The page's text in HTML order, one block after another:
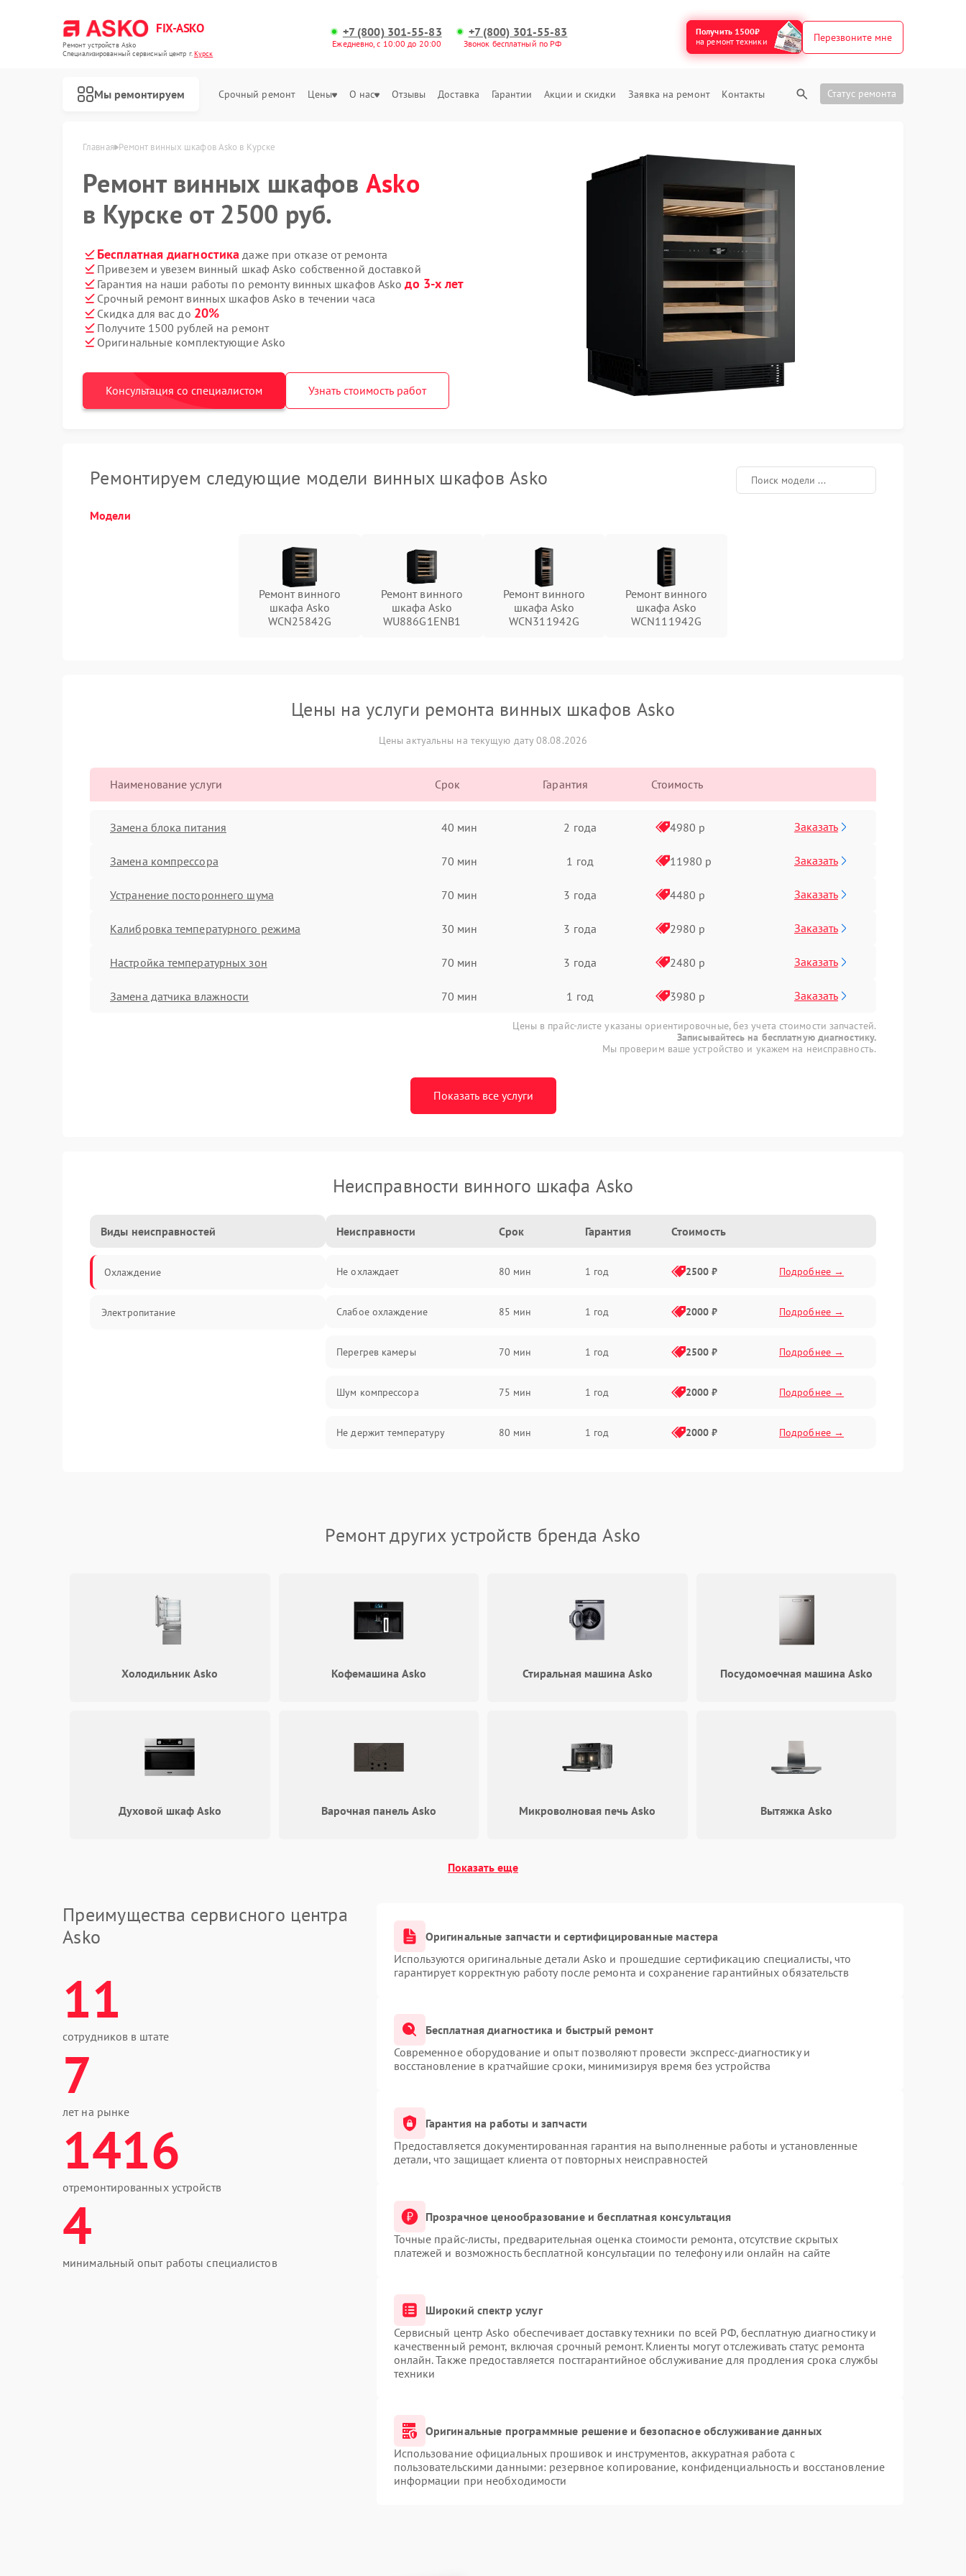
FIX-ASKO
Ремонт устройств Asko
Специализированный cервисный центр г.Курск
+7 (800) 301-55-83
Ежедневно, с 10:00 до 20:00
+7 (800) 301-55-83
Звонок бесплатный по РФ
Получить 1500₽
на ремонт техники
Перезвоните мне
Мы ремонтируем Срочный ремонт Цены О нас Отзывы Доставка Гарантии Акции и скидки Заявка на ремонт Контакты Статус ремонта
Главная Ремонт винных шкафов Asko в Курске
Ремонт винных шкафов Asko
в Курске от 2500 руб.
Бесплатная диагностика даже при отказе от ремонта
Привезем и увезем винный шкаф Asko собственной доставкой
Гарантия на наши работы по ремонту винных шкафов Askoдо 3-х лет
Срочный ремонт винных шкафов Asko в течении часа
Скидка для вас до 20%
Получите 1500 рублей на ремонт
Оригинальные комплектующие Asko
Консультация со специалистом Узнать стоимость работ
Ремонтируем следующие модели винных шкафов Asko
Модели
Ремонт винного
шкафа Asko
WCN25842G
Ремонт винного
шкафа Asko
WU886G1ENB1
Ремонт винного
шкафа Asko
WCN311942G
Ремонт винного
шкафа Asko
WCN111942G
Цены на услуги ремонта винных шкафов Asko
Цены актуальны на текущую дату 08.08.2026
Наименование услуги Срок Гарантия Стоимость
Замена блока питания 40 мин 2 года 4980 р Заказать
Замена компрессора 70 мин 1 год 11980 р Заказать
Устранение постороннего шума 70 мин 3 года 4480 р Заказать
Калибровка температурного режима 30 мин 3 года 2980 р Заказать
Настройка температурных зон 70 мин 3 года 2480 р Заказать
Замена датчика влажности 70 мин 1 год 3980 р Заказать
Цены в прайс-листе указаны ориентировочные, без учета стоимости запчастей.
Записывайтесь на бесплатную диагностику.
Мы проверим ваше устройство и укажем на неисправность.
Показать все услуги
Неисправности винного шкафа Asko
Виды неисправностей
Охлаждение
Электропитание
Неисправности Срок Гарантия Стоимость
Не охлаждает 80 мин 1 год 2500 ₽ Подробнее →
Слабое охлаждение 85 мин 1 год 2000 ₽ Подробнее →
Перегрев камеры 70 мин 1 год 2500 ₽ Подробнее →
Шум компрессора 75 мин 1 год 2000 ₽ Подробнее →
Не держит температуру 80 мин 1 год 2000 ₽ Подробнее →
Ремонт других устройств бренда Asko
Холодильник Asko Кофемашина Asko Стиральная машина Asko Посудомоечная машина Asko
Духовой шкаф Asko Варочная панель Asko Микроволновая печь Asko Вытяжка Asko
Показать еще
Преимущества сервисного центра
Asko
11
сотрудников в штате
7
лет на рынке
1416
отремонтированных устройств
4
минимальный опыт работы специалистов
Оригинальные запчасти и сертифицированные мастера
Используются оригинальные детали Asko и прошедшие сертификацию специалисты, что
гарантирует корректную работу после ремонта и сохранение гарантийных обязательств
Бесплатная диагностика и быстрый ремонт
Современное оборудование и опыт позволяют провести экспресс-диагностику и
восстановление в кратчайшие сроки, минимизируя время без устройства
Гарантия на работы и запчасти
Предоставляется документированная гарантия на выполненные работы и установленные
детали, что защищает клиента от повторных неисправностей
Прозрачное ценообразование и бесплатная консультация
Точные прайс-листы, предварительная оценка стоимости ремонта, отсутствие скрытых
платежей и возможность бесплатной консультации по телефону или онлайн на сайте
Широкий спектр услуг
Сервисный центр Asko обеспечивает доставку техники по всей РФ, бесплатную диагностику и
качественный ремонт, включая срочный ремонт. Клиенты могут отслеживать статус ремонта
онлайн. Также предоставляется постгарантийное обслуживание для продления срока службы
техники
Оригинальные программные решение и безопасное обслуживание данных
Использование официальных прошивок и инструментов, аккуратная работа с
пользовательскими данными: резервное копирование, конфиденциальность и восстановление
информации при необходимости